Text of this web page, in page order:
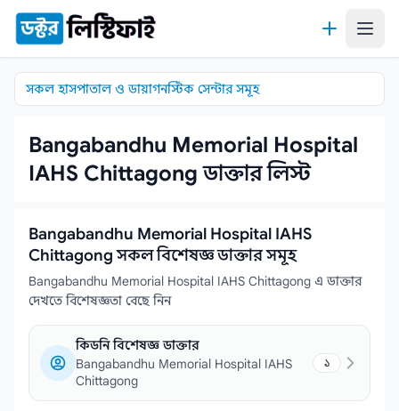
কন্টেন্টে যান
সকল হাসপাতাল ও ডায়াগনস্টিক সেন্টার সমূহ
Bangabandhu Memorial Hospital
IAHS Chittagong ডাক্তার লিস্ট
Bangabandhu Memorial Hospital IAHS
Chittagong সকল বিশেষজ্ঞ ডাক্তার সমূহ
Bangabandhu Memorial Hospital IAHS Chittagong এ ডাক্তার
দেখতে বিশেষজ্ঞতা বেছে নিন
কিডনি বিশেষজ্ঞ ডাক্তার
Bangabandhu Memorial Hospital IAHS
Chittagong
১